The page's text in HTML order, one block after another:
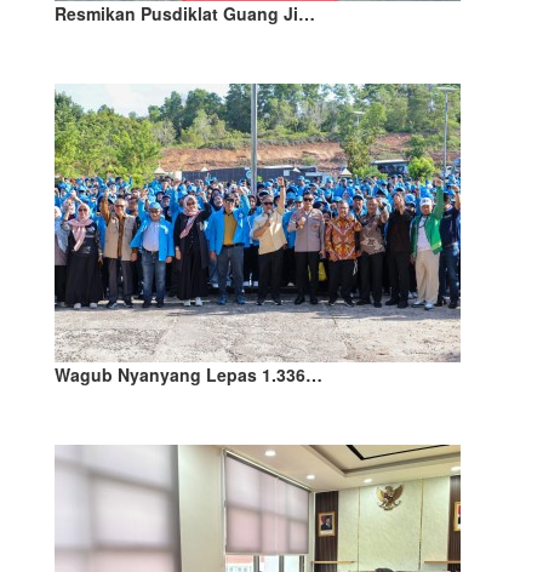
Resmikan Pusdiklat Guang Ji…
Wagub Nyanyang Lepas 1.336…